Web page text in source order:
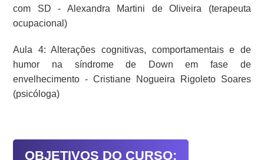
com SD - Alexandra Martini de Oliveira (terapeuta
ocupacional)
Aula 4: Alterações cognitivas, comportamentais e de
humor na síndrome de Down em fase de
envelhecimento - Cristiane Nogueira Rigoleto Soares
(psicóloga)
OBJETIVOS DO CURSO: